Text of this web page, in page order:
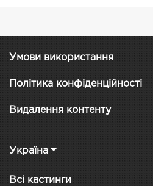
Умови використання
Політика конфіденційності
Видалення контенту
Україна
Всі кастинги